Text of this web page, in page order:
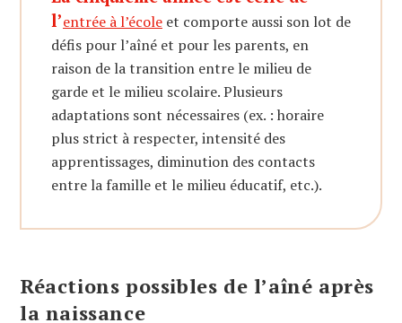
l’entrée à l’école et comporte aussi son lot de
défis pour l’aîné et pour les parents, en
raison de la transition entre le milieu de
garde et le milieu scolaire. Plusieurs
adaptations sont nécessaires (ex. : horaire
plus strict à respecter, intensité des
apprentissages, diminution des contacts
entre la famille et le milieu éducatif, etc.).
Réactions possibles de l’aîné après
la naissance